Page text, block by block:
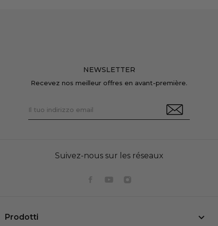
NEWSLETTER
Recevez nos meilleur offres en avant-première.
Suivez-nous sur les réseaux
Prodotti 